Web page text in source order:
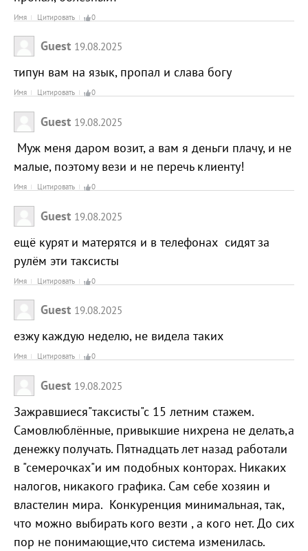
Имя Цитировать 0
Guest 19.08.2025
типун вам на язык, пропал и слава богу
Имя Цитировать 0
Guest 19.08.2025
Муж меня даром возит, а вам я деньги плачу, и не
малые, поэтому вези и не перечь клиенту!
Имя Цитировать 0
Guest 19.08.2025
ещё курят и матерятся и в телефонах сидят за
рулём эти таксисты
Имя Цитировать 0
Guest 19.08.2025
езжу каждую неделю, не видела таких
Имя Цитировать 0
Guest 19.08.2025
Зажравшиеся"таксисты"с 15 летним стажем.
Самовлюблённые, привыкшие нихрена не делать,а
денежку получать. Пятнадцать лет назад работали
в "семерочках"и им подобных конторах. Никаких
налогов, никакого графика. Сам себе хозяин и
властелин мира. Конкуренция минимальная, так,
что можно выбирать кого везти , а кого нет. До сих
пор не понимающие,что система изменилась.